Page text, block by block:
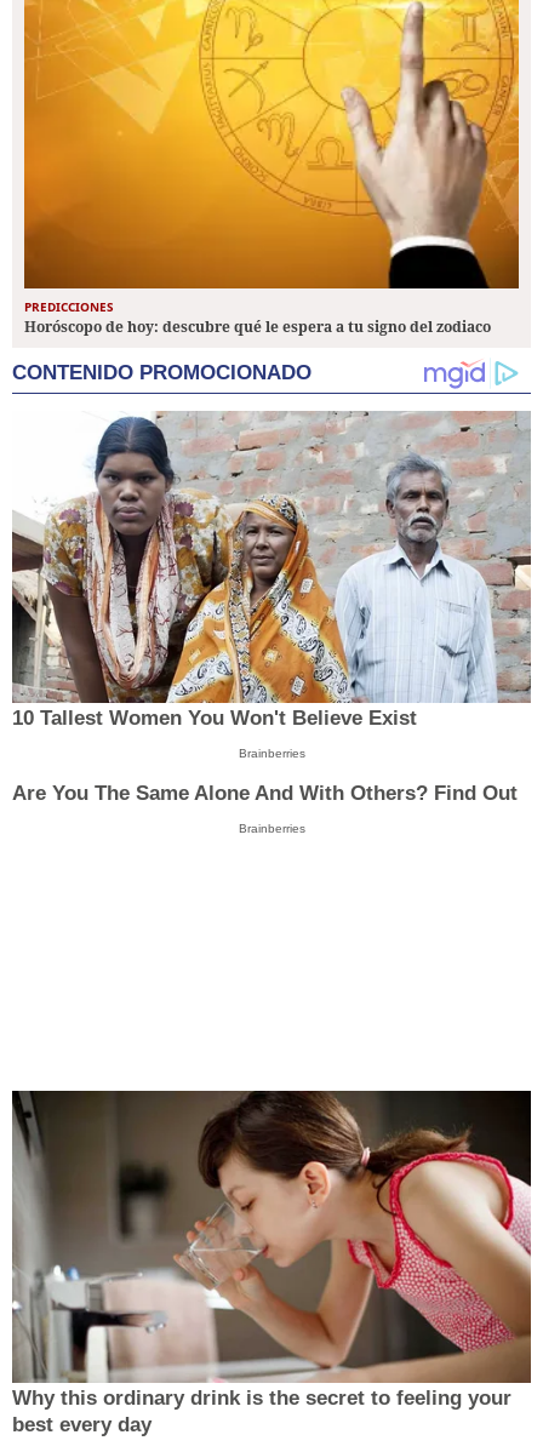
PREDICCIONES
Horóscopo de hoy: descubre qué le espera a tu signo del zodiaco
CONTENIDO PROMOCIONADO
10 Tallest Women You Won't Believe Exist
Brainberries
Are You The Same Alone And With Others? Find Out
Brainberries
Why this ordinary drink is the secret to feeling your
best every day